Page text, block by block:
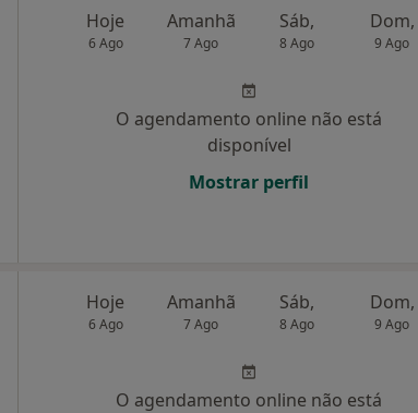
Hoje
6 Ago
Amanhã
7 Ago
Sáb,
8 Ago
Dom,
9 Ago
O agendamento online não está
disponível
Mostrar perfil
Hoje
6 Ago
Amanhã
7 Ago
Sáb,
8 Ago
Dom,
9 Ago
O agendamento online não está